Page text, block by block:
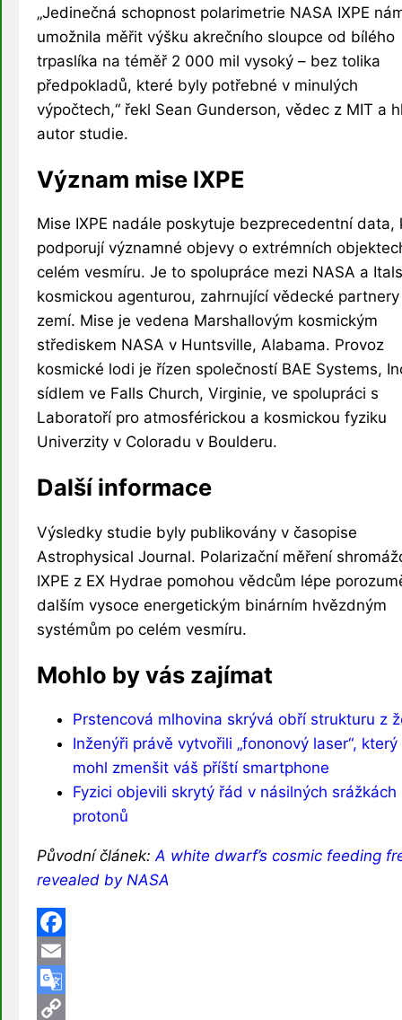
„Jedinečná schopnost polarimetrie NASA IXPE
umožnila měřit výšku akrečního sloupce od bílého
trpaslíka na téměř 2 000 mil vysoký – bez tolika
předpokladů, které byly potřebné v minulých
výpočtech,“ řekl Sean Gunderson, vědec z MIT a
autor studie.
Význam mise IXPE
Mise IXPE nadále poskytuje bezprecedentní data,
podporují významné objevy o extrémních
celém vesmíru. Je to spolupráce mezi NASA a
kosmickou agenturou, zahrnující vědecké partnery
zemí. Mise je vedena Marshallovým kosmickým
střediskem NASA v Huntsville, Alabama. Provoz
kosmické lodi je řízen společností BAE Systems,
sídlem ve Falls Church, Virginie, ve spolupráci s
Laboratoří pro atmosférickou a kosmickou fyziku
Univerzity v Coloradu v Boulderu.
Další informace
Výsledky studie byly publikovány v časopise
Astrophysical Journal. Polarizační měření
IXPE z EX Hydrae pomohou vědcům lépe
dalším vysoce energetickým binárním hvězdným
systémům po celém vesmíru.
Mohlo by vás zajímat
Prstencová mlhovina skrývá obří strukturu z
Inženýři právě vytvořili „fononový laser“,
mohl zmenšit váš příští smartphone
Fyzici objevili skrytý řád v násilných srážkách
protonů
Původní článek: A white dwarf’s cosmic feeding
revealed by NASA
Facebook
Email
Google